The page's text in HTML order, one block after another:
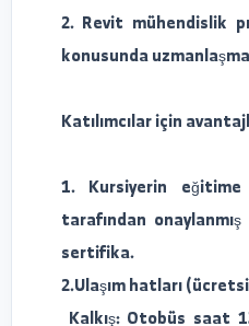
Eğitim
1. Coğrafi Bilgi
2. Revit
Katılımcılar için
1. Kursiyerin